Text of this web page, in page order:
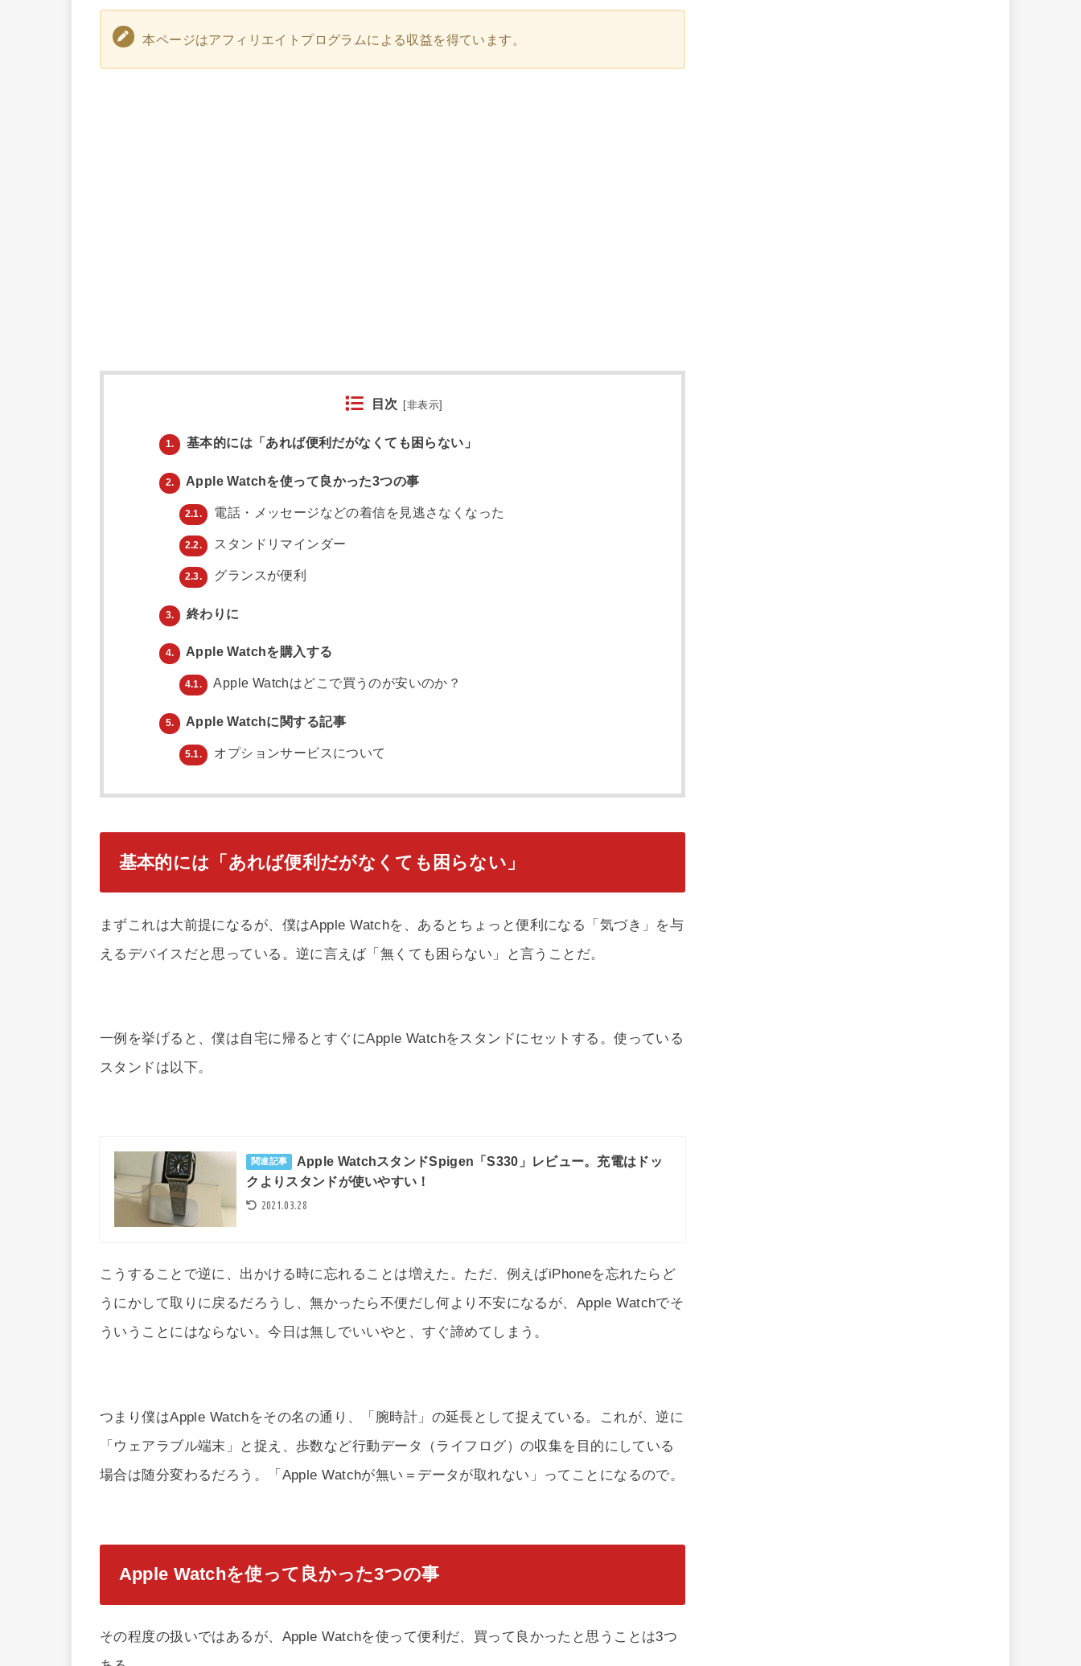
本ページはアフィリエイトプログラムによる収益を得ています。
目次 [非表示]
1. 基本的には「あれば便利だがなくても困らない」
2. Apple Watchを使って良かった3つの事
2.1. 電話・メッセージなどの着信を見逃さなくなった
2.2. スタンドリマインダー
2.3. グランスが便利
3. 終わりに
4. Apple Watchを購入する
4.1. Apple Watchはどこで買うのが安いのか？
5. Apple Watchに関する記事
5.1. オプションサービスについて
基本的には「あれば便利だがなくても困らない」
まずこれは大前提になるが、僕はApple Watchを、あるとちょっと便利になる「気づき」を与
えるデバイスだと思っている。逆に言えば「無くても困らない」と言うことだ。
一例を挙げると、僕は自宅に帰るとすぐにApple Watchをスタンドにセットする。使っている
スタンドは以下。
関連記事
Apple WatchスタンドSpigen「S330」レビュー。充電はドッ
クよりスタンドが使いやすい！
2021.03.28
こうすることで逆に、出かける時に忘れることは増えた。ただ、例えばiPhoneを忘れたらど
うにかして取りに戻るだろうし、無かったら不便だし何より不安になるが、Apple Watchでそ
ういうことにはならない。今日は無しでいいやと、すぐ諦めてしまう。
つまり僕はApple Watchをその名の通り、「腕時計」の延長として捉えている。これが、逆に
「ウェアラブル端末」と捉え、歩数など行動データ（ライフログ）の収集を目的にしている
場合は随分変わるだろう。「Apple Watchが無い＝データが取れない」ってことになるので。
Apple Watchを使って良かった3つの事
その程度の扱いではあるが、Apple Watchを使って便利だ、買って良かったと思うことは3つ